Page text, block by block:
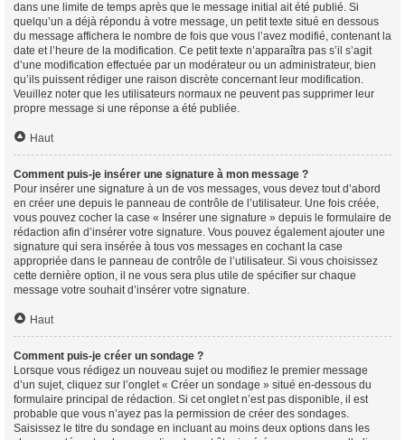
dans une limite de temps après que le message initial ait été publié. Si
quelqu’un a déjà répondu à votre message, un petit texte situé en dessous
du message affichera le nombre de fois que vous l’avez modifié, contenant la
date et l’heure de la modification. Ce petit texte n’apparaîtra pas s’il s’agit
d’une modification effectuée par un modérateur ou un administrateur, bien
qu’ils puissent rédiger une raison discrète concernant leur modification.
Veuillez noter que les utilisateurs normaux ne peuvent pas supprimer leur
propre message si une réponse a été publiée.
Haut
Comment puis-je insérer une signature à mon message ?
Pour insérer une signature à un de vos messages, vous devez tout d’abord
en créer une depuis le panneau de contrôle de l’utilisateur. Une fois créée,
vous pouvez cocher la case « Insérer une signature » depuis le formulaire de
rédaction afin d’insérer votre signature. Vous pouvez également ajouter une
signature qui sera insérée à tous vos messages en cochant la case
appropriée dans le panneau de contrôle de l’utilisateur. Si vous choisissez
cette dernière option, il ne vous sera plus utile de spécifier sur chaque
message votre souhait d’insérer votre signature.
Haut
Comment puis-je créer un sondage ?
Lorsque vous rédigez un nouveau sujet ou modifiez le premier message
d’un sujet, cliquez sur l’onglet « Créer un sondage » situé en-dessous du
formulaire principal de rédaction. Si cet onglet n’est pas disponible, il est
probable que vous n’ayez pas la permission de créer des sondages.
Saisissez le titre du sondage en incluant au moins deux options dans les